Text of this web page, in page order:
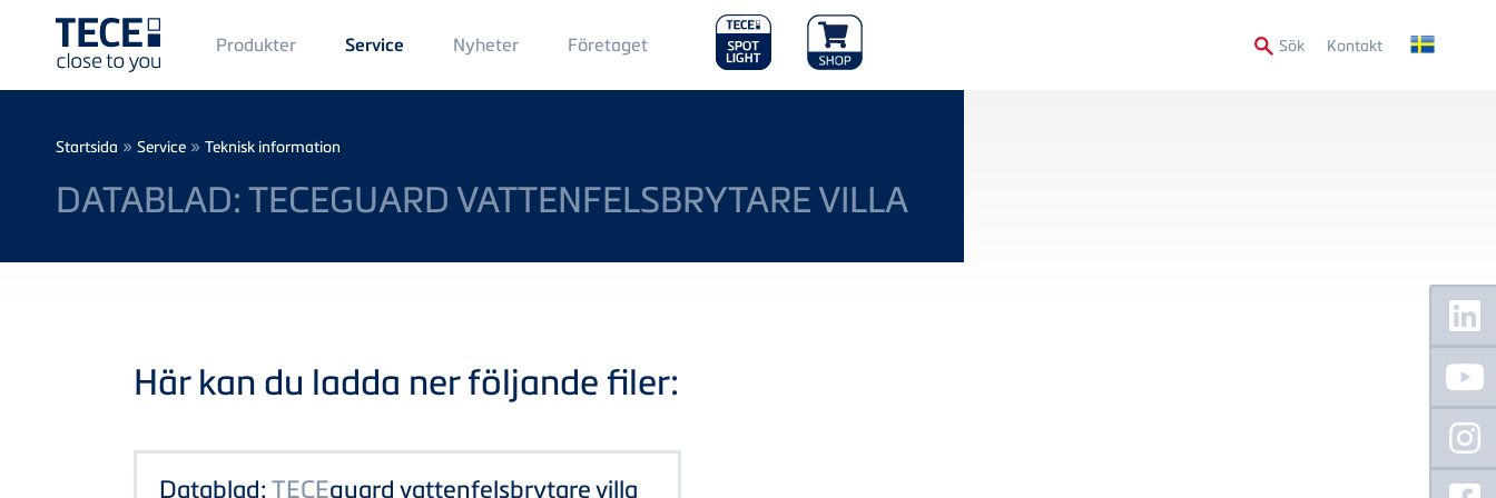
Main
Menü
1
Produkter Service Nyheter Main
Menu
2
Företaget SökSecondary
Kontakt
Breadcrumb
Startsida » Service » Teknisk information
DATABLAD: TECEGUARD VATTENFELSBRYTARE VILLA
Här kan du ladda ner följande filer:
Datablad: TECEguard vattenfelsbrytare villa
Floating